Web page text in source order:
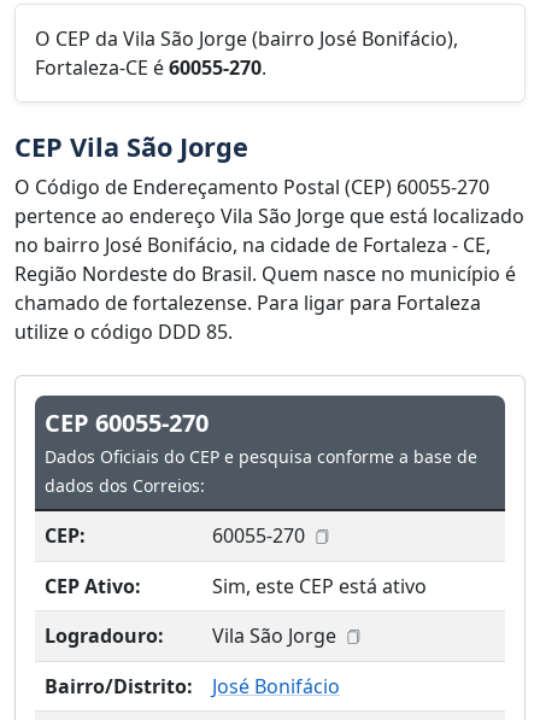
O CEP da Vila São Jorge (bairro José Bonifácio),
Fortaleza-CE é60055-270.
CEP Vila São Jorge
O Código de Endereçamento Postal (CEP) 60055-270
pertence ao endereço Vila São Jorge que está localizado
no bairro José Bonifácio, na cidade de Fortaleza - CE,
Região Nordeste do Brasil. Quem nasce no município é
chamado de fortalezense. Para ligar para Fortaleza
utilize o código DDD 85.
CEP 60055-270
Dados Oficiais do CEP e pesquisa conforme a base de
dados dos Correios:
CEP:
60055-270
CEP Ativo:
Sim, este CEP está ativo
Logradouro:
Vila São Jorge
Bairro/Distrito:
José Bonifácio